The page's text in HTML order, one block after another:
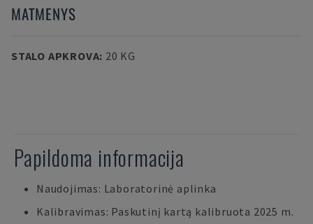
MATMENYS
STALO APKROVA: 20 KG
Papildoma informacija
Naudojimas: Laboratorinė aplinka
Kalibravimas: Paskutinį kartą kalibruota 2025 m.